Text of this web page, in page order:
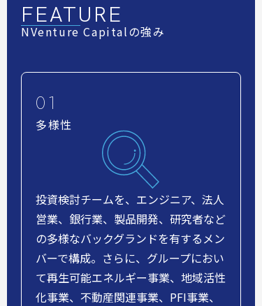
FEATURE
NVenture Capitalの強み
多様性
投資検討チームを、エンジニア、法人
営業、銀行業、製品開発、研究者など
の多様なバックグランドを有するメン
バーで構成。さらに、グループにおい
て再生可能エネルギー事業、地域活性
化事業、不動産関連事業、PFI事業、